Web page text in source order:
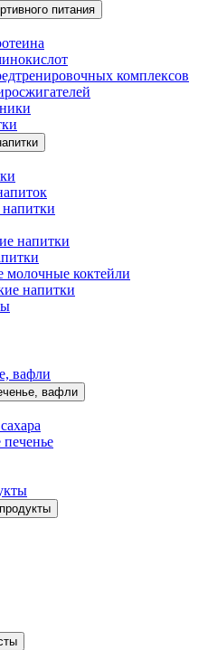
питания
комплексов
напитки
молочные коктейли
напитки
вафли
вафли